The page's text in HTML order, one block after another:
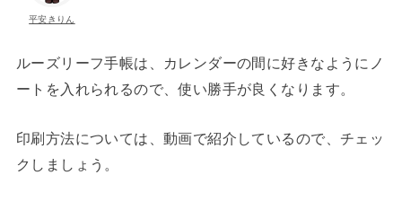
平安きりん
ルーズリーフ手帳は、カレンダーの間に好きなようにノ
ートを入れられるので、使い勝手が良くなります。
印刷方法については、動画で紹介しているので、チェッ
クしましょう。